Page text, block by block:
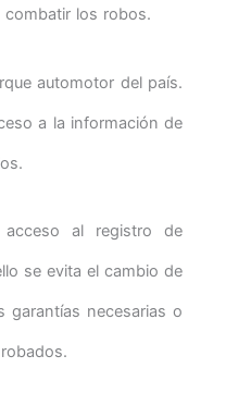
combatir los robos.
automotor del país.
a la información de
al registro de
se evita el cambio de
garantías necesarias o